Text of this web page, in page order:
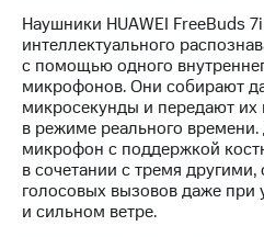
Наушники HUAWEI FreeBuds
интеллектуального
с помощью одного
микрофонов. Они собирают
микросекунды и передают их
в режиме реального
микрофон с поддержкой
в сочетании с тремя другими,
голосовых вызовов даже
и сильном ветре.